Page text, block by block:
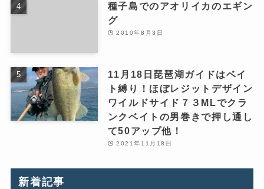
種子島でのアオリイカのエギン
グ
2010年8月3日
11月18日琵琶湖ガイドはベイ
ト縛り！ほぼレジットデザイン
ワイルドサイド７３MLでクラ
ンクベイトの男巻きで押し通し
て50アップ他！
2021年11月18日
新着記事